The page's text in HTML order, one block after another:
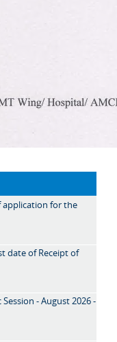
application for the
date of Receipt of
- August 2026 -